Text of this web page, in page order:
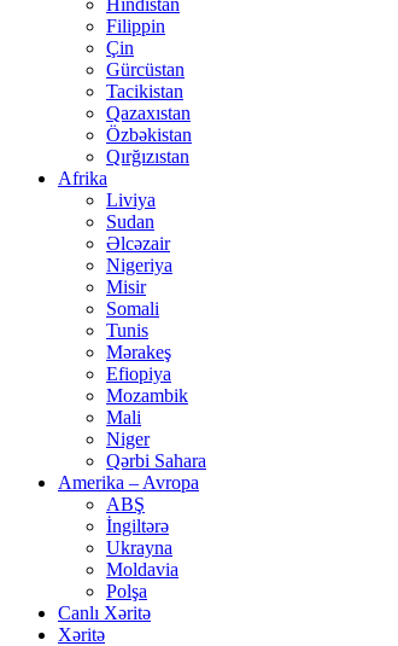
Hindistan
Filippin
Çin
Gürcüstan
Tacikistan
Qazaxıstan
Özbəkistan
Qırğızıstan
Afrika
Liviya
Sudan
Əlcəzair
Nigeriya
Misir
Somali
Tunis
Mərakeş
Efiopiya
Mozambik
Mali
Niger
Qərbi Sahara
Amerika – Avropa
ABŞ
İngiltərə
Ukrayna
Moldavia
Polşa
Canlı Xəritə
Xəritə